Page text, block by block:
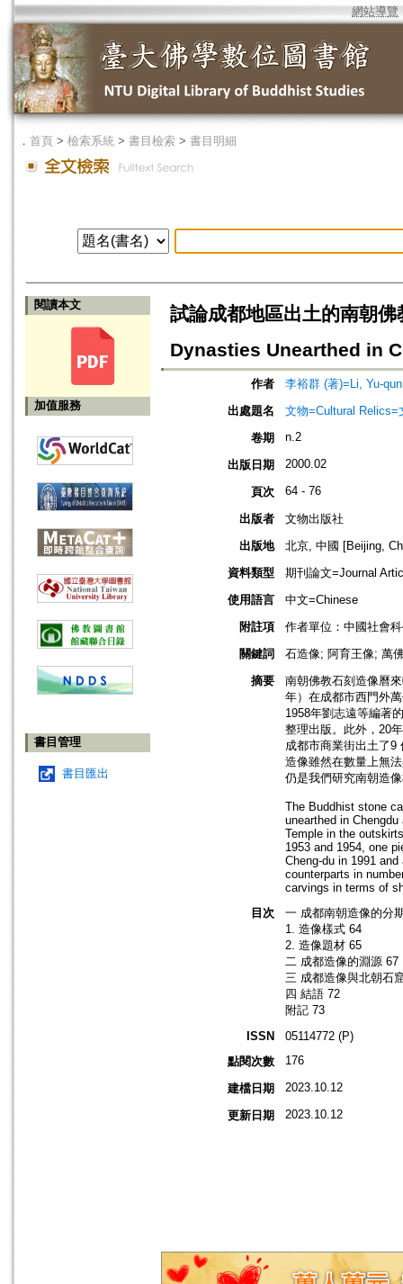
網站導覽
． 首頁 > 檢索系統 > 書目檢索 > 書目明細
閱讀本文
加值服務
書目管理
書目匯出
試論成都地區出土的南朝
Dynasties Unearthed in
作者
李裕群 (著)=Li, Yu-
出處題名
文物=Cultural Relics=
卷期
n.2
出版日期 2000.02
頁次 64 - 76
出版者
文物出版社
出版地
北京, 中國 [Beijing,
資料類型
期刊論文=Journal
使用語言
中文=Chinese
附註項
作者單位：中國社會
關鍵詞
石造像; 阿育王像; 萬
摘要
南朝佛教石刻造像曆
年）在成都市西門外
1958年劉志遠等編著
整理出版。此外，20
成都市商業街出土了9
造像雖然在數量上無
仍是我們研究南朝造
The Buddhist stone
unearthed in
Temple in the
1953 and 1954, one
Cheng-du in 1991
counterparts in
carvings in terms of
目次
一 成都南朝造像的分
1. 造像樣式 64
2. 造像題材 65
二 成都造像的淵源 67
三 成都造像與北朝石
四 結語 72
附記 73
ISSN
05114772 (P)
點閱次數
176
建檔日期 2023.10.12
更新日期 2023.10.12